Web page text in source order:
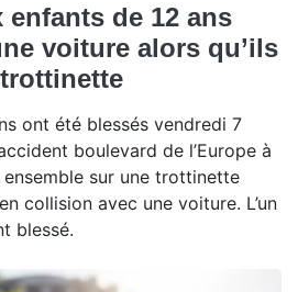
de 12 ans
voiture alors qu’ils
ont été blessés vendredi 7
boulevard de l’Europe à
sur une trottinette
collision avec une voiture. L’un
blessé.